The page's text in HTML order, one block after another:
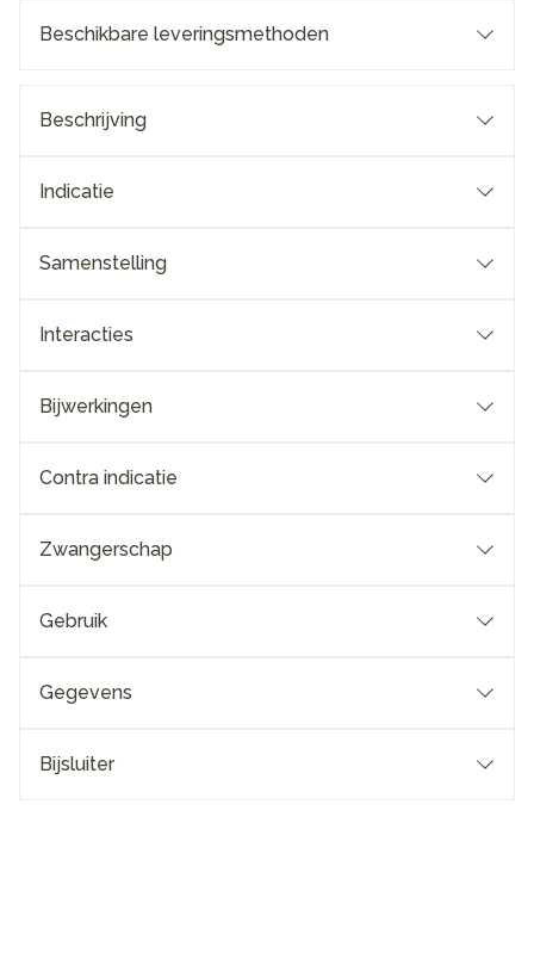
Beschikbare leveringsmethoden
Beschrijving
Indicatie
Samenstelling
Interacties
Bijwerkingen
Contra indicatie
Zwangerschap
Gebruik
Gegevens
Bijsluiter